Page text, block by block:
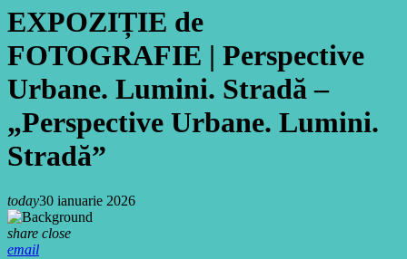
EXPOZIȚIE de
FOTOGRAFIE | Perspective
Urbane. Lumini. Stradă –
„Perspective Urbane. Lumini.
Stradă”
today30 ianuarie 2026
share close
email